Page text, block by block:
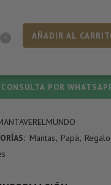
AÑADIR AL
CONSULTA POR
Mantas, Papá,